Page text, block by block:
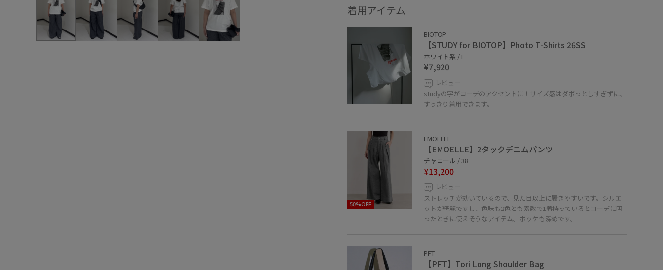
着用アイテム
BIOTOP
【STUDY for BIOTOP】Photo T-Shirts 26SS
ホワイト系 / F
¥7,920
レビュー
studyの字がコーデのアクセントに！サイズ感はダボっとしすぎずに、
すっきり着用できます。
50%OFF
EMOELLE
【EMOELLE】2タックデニムパンツ
チャコール / 38
¥13,200
レビュー
ストレッチが効いているので、見た目以上に履きやすいです。シルエ
ットが綺麗ですし、色味も2色とも素敵で1着持っているとコーデに困
ったときに使えそうなアイテム。ポッケも深めです。
PFT
【PFT】Tori Long Shoulder Bag